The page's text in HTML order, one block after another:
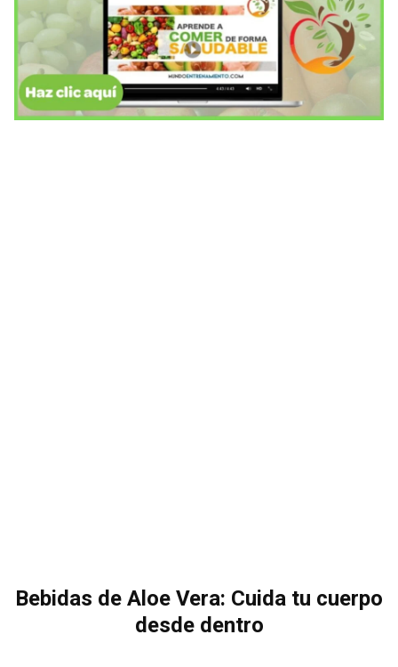
Bebidas de Aloe Vera: Cuida tu cuerpo
desde dentro